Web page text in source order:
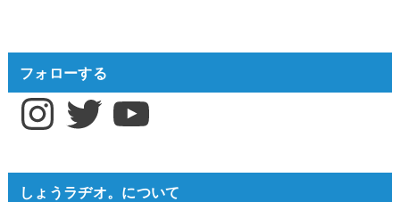
フォローする
InstagramTwitter YouTube
しょうラヂオ。について